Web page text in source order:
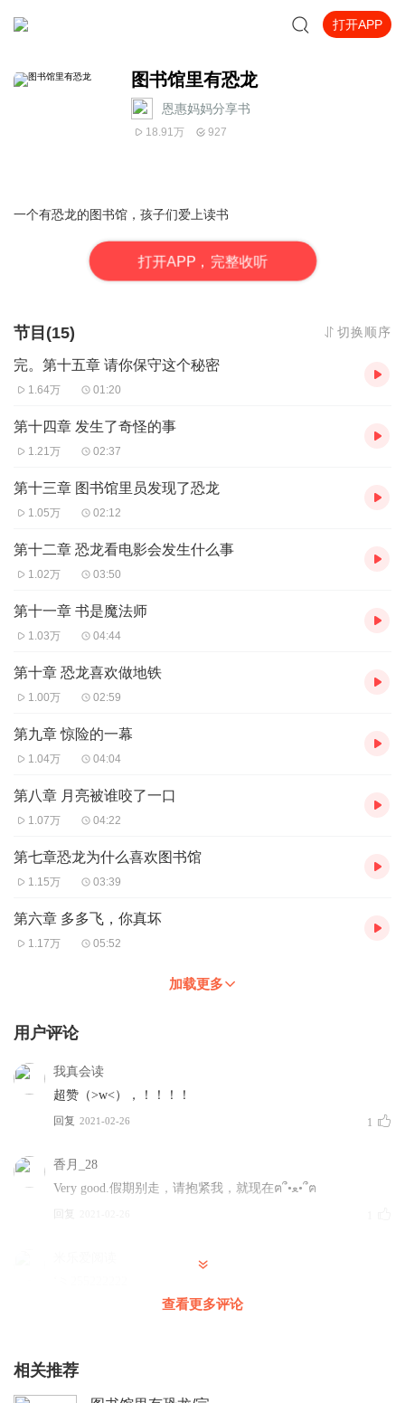
打开APP
图书馆里有恐龙
恩惠妈妈分享书
18.91万 927
一个有恐龙的图书馆，孩子们爱上读书
打开APP，完整收听
节目(15) 切换顺序
完。第十五章 请你保守这个秘密
1.64万 01:20
第十四章 发生了奇怪的事
1.21万 02:37
第十三章 图书馆里员发现了恐龙
1.05万 02:12
第十二章 恐龙看电影会发生什么事
1.02万 03:50
第十一章 书是魔法师
1.03万 04:44
第十章 恐龙喜欢做地铁
1.00万 02:59
第九章 惊险的一幕
1.04万 04:04
第八章 月亮被谁咬了一口
1.07万 04:22
第七章恐龙为什么喜欢图书馆
1.15万 03:39
第六章 多多飞，你真坏
1.17万 05:52
加载更多
用户评论
我真会读
超赞（>w<），！！！！
回复 2021-02-26 1
香月_28
Very good.假期别走，请抱紧我，就现在ฅ՞•ﻌ•՞ฅ
回复
学霸笔记沉淀物不带蝴蝶结都好都好
2021-03-05
查看更多评论
相关推荐